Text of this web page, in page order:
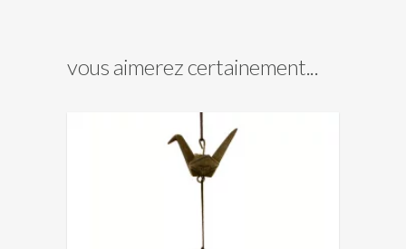
vous aimerez certainement...